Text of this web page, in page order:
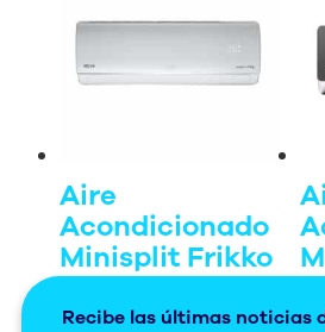
Aire
Acondicionado
Minisplit Frikko
Inverter PRO 21
Recibe las últimas noticias